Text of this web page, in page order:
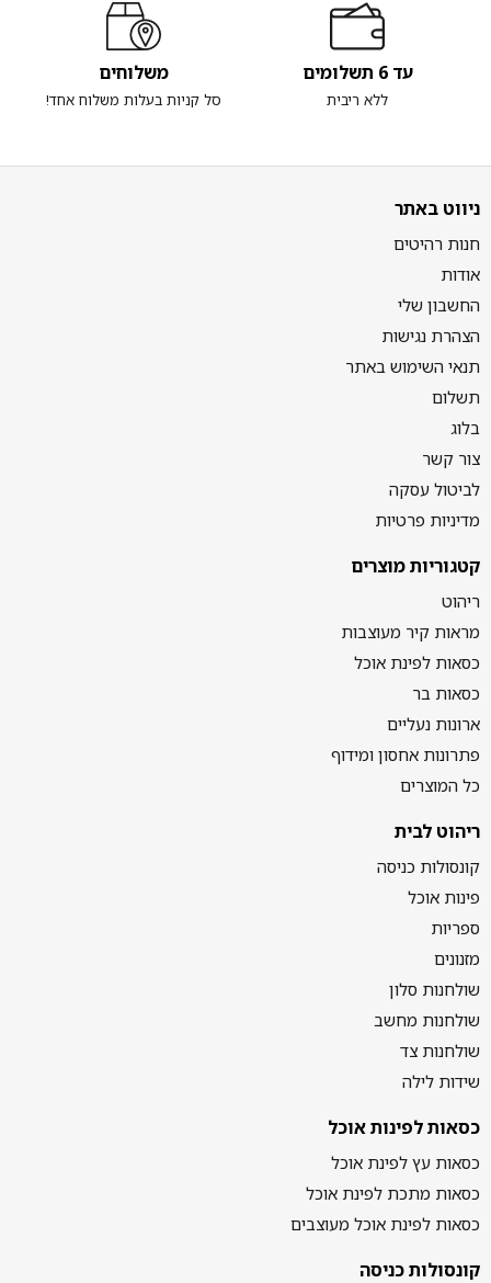
עד 6 תשלומים
ללא ריבית
משלוחים
סל קניות בעלות משלוח אחד!
ניווט באתר
חנות רהיטים
אודות
החשבון שלי
הצהרת נגישות
תנאי השימוש באתר
תשלום
בלוג
צור קשר
לביטול עסקה
מדיניות פרטיות
קטגוריות מוצרים
ריהוט
מראות קיר מעוצבות
כסאות לפינת אוכל
כסאות בר
ארונות נעליים
פתרונות אחסון ומידוף
כל המוצרים
ריהוט לבית
קונסולות כניסה
פינות אוכל
ספריות
מזנונים
שולחנות סלון
שולחנות מחשב
שולחנות צד
שידות לילה
כסאות לפינות אוכל
כסאות עץ לפינת אוכל
כסאות מתכת לפינת אוכל
כסאות לפינת אוכל מעוצבים
קונסולות כניסה